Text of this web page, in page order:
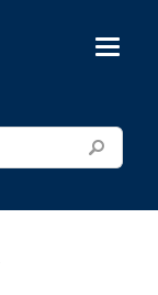
menu